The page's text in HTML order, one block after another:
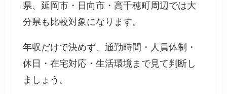
県、延岡市・日向市・高千穂町周辺では大
分県も比較対象になります。
年収だけで決めず、通勤時間・人員体制・
休日・在宅対応・生活環境まで見て判断し
ましょう。